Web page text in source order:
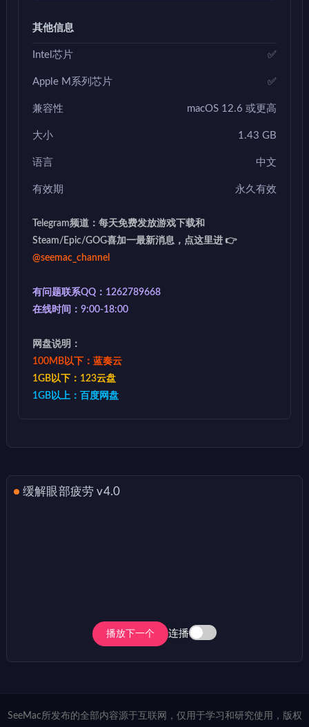
其他信息
Intel芯片 ✅
Apple M系列芯片 ✅
兼容性 macOS 12.6 或更高
大小 1.43 GB
语言 中文
有效期 永久有效
Telegram频道：每天免费发放游戏下载和
Steam/Epic/GOG喜加一最新消息，点这里进 👉
@seemac_channel
有问题联系QQ：1262789668
在线时间：9:00-18:00
网盘说明：
100MB以下：蓝奏云
1GB以下：123云盘
1GB以上：百度网盘
缓解眼部疲劳 v4.0
播放下一个 连播
SeeMac所发布的全部内容源于互联网，仅用于学习和研究使用，版权